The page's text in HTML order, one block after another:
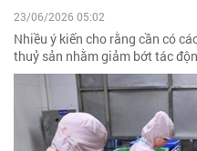
23/06/2026 05:02
Nhiều ý kiến cho rằng cần có
thuỷ sản nhằm giảm bớt tác